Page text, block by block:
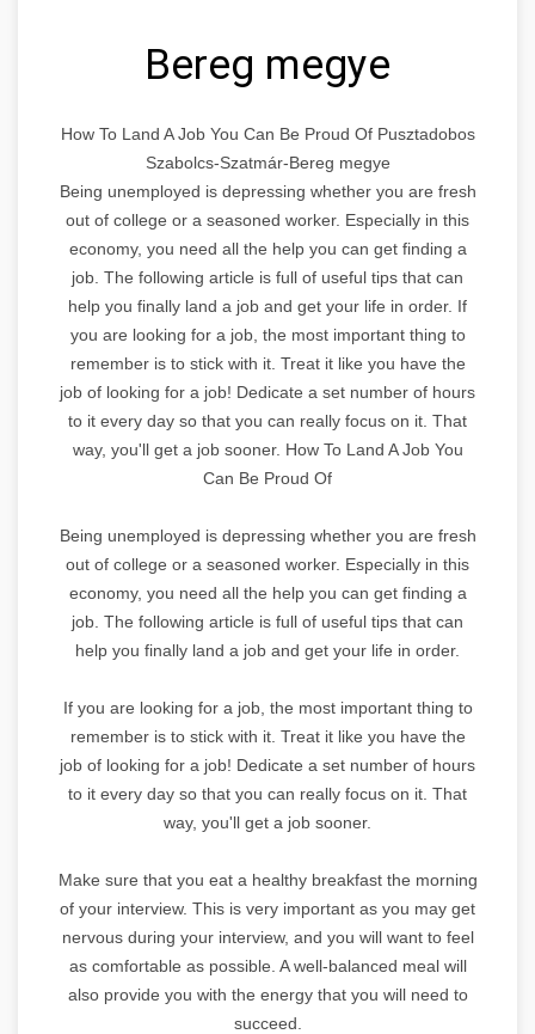
Bereg megye
How To Land A Job You Can Be Proud Of Pusztadobos
Szabolcs-Szatmár-Bereg megye
Being unemployed is depressing whether you are fresh
out of college or a seasoned worker. Especially in this
economy, you need all the help you can get finding a
job. The following article is full of useful tips that can
help you finally land a job and get your life in order. If
you are looking for a job, the most important thing to
remember is to stick with it. Treat it like you have the
job of looking for a job! Dedicate a set number of hours
to it every day so that you can really focus on it. That
way, you'll get a job sooner. How To Land A Job You
Can Be Proud Of
Being unemployed is depressing whether you are fresh
out of college or a seasoned worker. Especially in this
economy, you need all the help you can get finding a
job. The following article is full of useful tips that can
help you finally land a job and get your life in order.
If you are looking for a job, the most important thing to
remember is to stick with it. Treat it like you have the
job of looking for a job! Dedicate a set number of hours
to it every day so that you can really focus on it. That
way, you'll get a job sooner.
Make sure that you eat a healthy breakfast the morning
of your interview. This is very important as you may get
nervous during your interview, and you will want to feel
as comfortable as possible. A well-balanced meal will
also provide you with the energy that you will need to
succeed.